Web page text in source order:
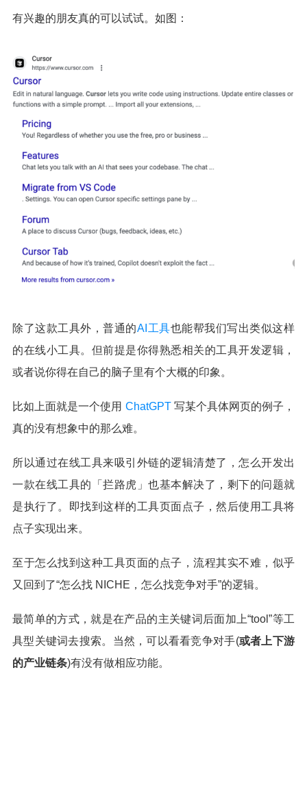
有兴趣的朋友真的可以试试。如图：
除了这款工具外，普通的AI工具也能帮我们写出类似这样
的在线小工具。但前提是你得熟悉相关的工具开发逻辑，
或者说你得在自己的脑子里有个大概的印象。
比如上面就是一个使用 ChatGPT写某个具体网页的例子，
真的没有想象中的那么难。
所以通过在线工具来吸引外链的逻辑清楚了，怎么开发出
一款在线工具的「拦路虎」也基本解决了，剩下的问题就
是执行了。即找到这样的工具页面点子，然后使用工具将
点子实现出来。
至于怎么找到这种工具页面的点子，流程其实不难，似乎
又回到了“怎么找 NICHE，怎么找竞争对手”的逻辑。
最简单的方式，就是在产品的主关键词后面加上“tool”等工
具型关键词去搜索。当然，可以看看竞争对手(或者上下游
的产业链条)有没有做相应功能。